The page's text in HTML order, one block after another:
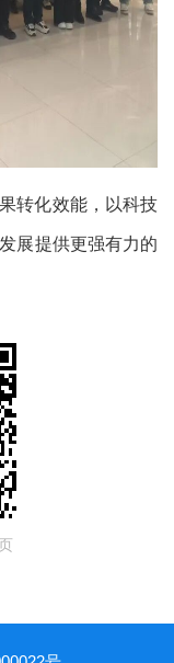
转化效能，以科技
展提供更强有力的